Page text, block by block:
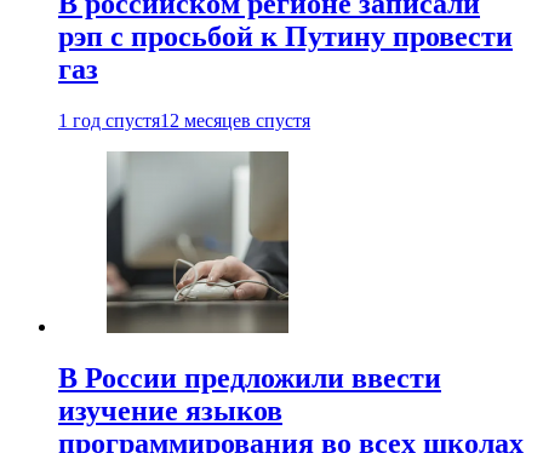
рэп с просьбой к Путину провести
газ
1 год спустя12 месяцев спустя
В России предложили ввести
изучение языков
программирования во всех школах